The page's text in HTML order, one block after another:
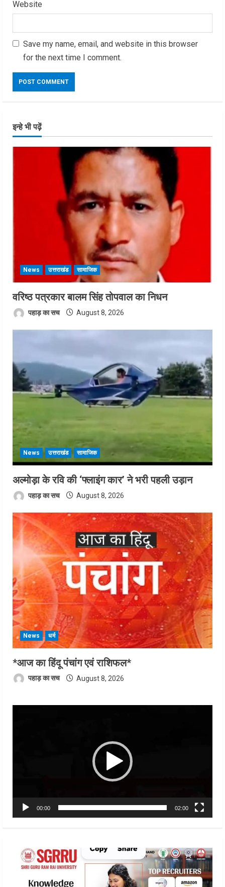
Website
Save my name, email, and website in this browser
for the next time I comment.
इन्हे भी पढ़ें
News उत्तराखंड सामाजिक
वरिष्ठ पत्रकार बालम सिंह तोपवाल का निधन
पहाड़ का सच August 8, 2026
News उत्तराखंड सामाजिक
अल्मोड़ा के रवि की ‘फ्लाइंग कार’ ने भरी पहली उड़ान
पहाड़ का सच August 8, 2026
News धर्म
*आज का हिंदू पंचांग एवं राशिफल*
पहाड़ का सच August 8, 2026
00:00 02:00